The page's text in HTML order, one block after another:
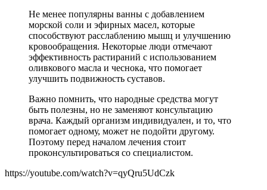
Не менее популярны ванны с добавлением
морской соли и эфирных масел, которые
способствуют расслаблению мышц и улучшению
кровообращения. Некоторые люди отмечают
эффективность растираний с использованием
оливкового масла и чеснока, что помогает
улучшить подвижность суставов.
Важно помнить, что народные средства могут
быть полезны, но не заменяют консультацию
врача. Каждый организм индивидуален, и то, что
помогает одному, может не подойти другому.
Поэтому перед началом лечения стоит
проконсультироваться со специалистом.
https://youtube.com/watch?v=qyQru5UdCzk